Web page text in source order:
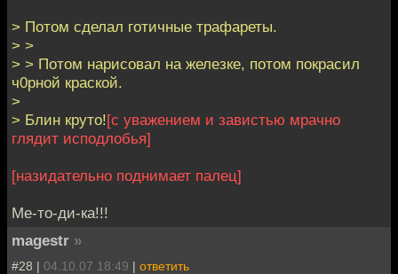
> Потом сделал готичные трафареты.
> >
> > Потом нарисовал на железке, потом покрасил
ч0рной краской.
>
> Блин круто![с уважением и завистью мрачно
глядит исподлобья]
[назидательно поднимает палец]
Ме-то-ди-ка!!!
magestr »
#28 | 04.10.07 18:49 | ответить